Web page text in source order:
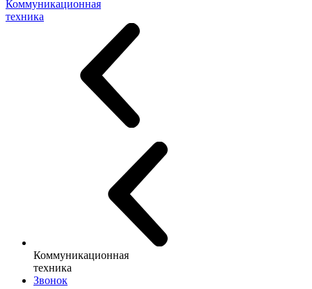
Коммуникационная
техника
Коммуникационная
техника
Звонок